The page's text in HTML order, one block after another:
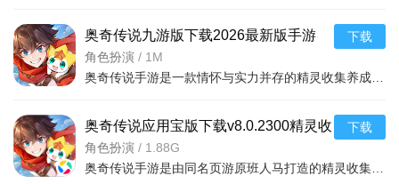
奥奇传说九游版下载2026最新版手游
v8.0.2300安卓版
角色扮演 / 1M
下载
奥奇传说应用宝版下载v8.0.2300精灵收
集养成手游
角色扮演 / 1.88G
下载